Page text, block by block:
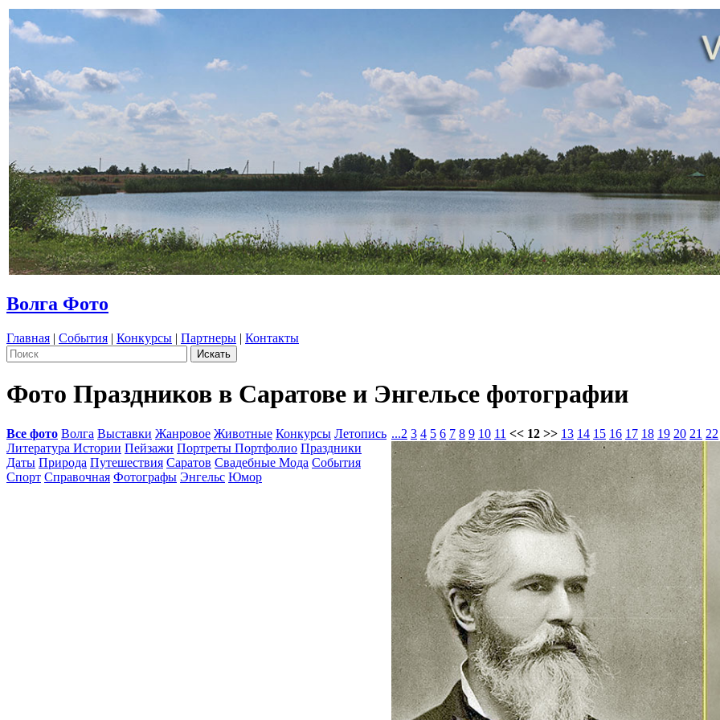
Волга Фото
Главная | События | Конкурсы | Партнеры | Контакты
Фото Праздников в Саратове и Энгельсе фотографии
Все фото Волга Выставки Жанровое Животные Конкурсы Летопись
Литература Истории Пейзажи Портреты Портфолио Праздники
Даты Природа Путешествия Саратов Свадебные Мода События
Спорт Справочная Фотографы Энгельс Юмор
...2 3 4 5 6 7 8 9 10 11 << 12 >> 13 14 15 16 17 18 19 20 21 22